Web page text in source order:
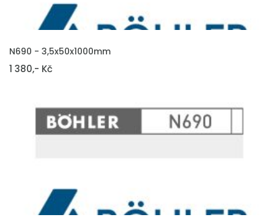
VLOŽIT DO KOŠÍKU
N690 - 3,5x50x1000mm
1 380,- Kč